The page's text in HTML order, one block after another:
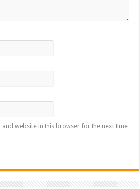
and website in this browser for the next time